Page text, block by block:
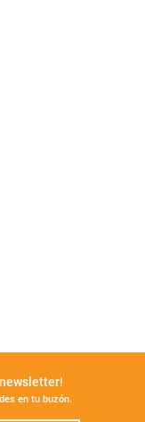
en tu buzón.